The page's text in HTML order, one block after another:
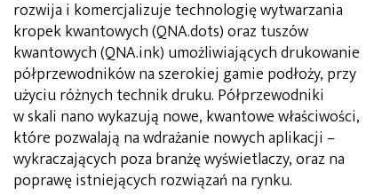
rozwija i komercjalizuje technologię wytwarzania
kropek kwantowych (QNA.dots) oraz tuszów
kwantowych (QNA.ink) umożliwiających drukowanie
półprzewodników na szerokiej gamie podłoży, przy
użyciu różnych technik druku. Półprzewodniki
w skali nano wykazują nowe, kwantowe właściwości,
które pozwalają na wdrażanie nowych aplikacji –
wykraczających poza branżę wyświetlaczy, oraz na
poprawę istniejących rozwiązań na rynku.